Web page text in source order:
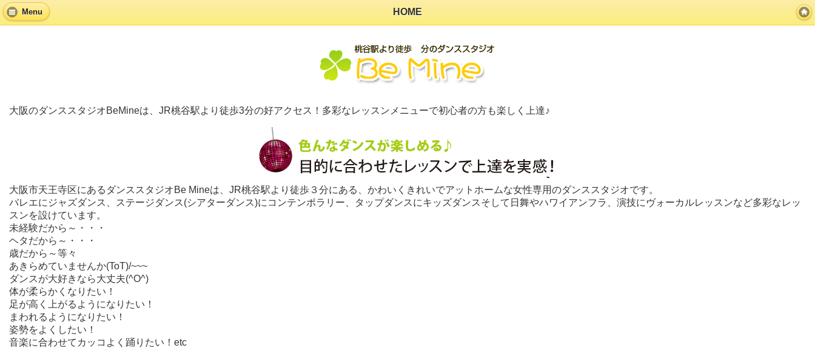
Menu HOME
大阪のダンススタジオBeMineは、JR桃谷駅より徒歩3分の好アクセス！多彩なレッスンメニューで初心者の方も楽しく上達♪
大阪市天王寺区にあるダンススタジオBe Mineは、JR桃谷駅より徒歩３分にある、かわいくきれいでアットホームな女性専用のダンススタジオです。
バレエにジャズダンス、ステージダンス(シアターダンス)にコンテンポラリー、タップダンスにキッズダンスそして日舞やハワイアンフラ、演技にヴォーカルレッスンなど多彩なレッ
スンを設けています。
未経験だから～・・・
ヘタだから～・・・
歳だから～等々
あきらめていませんか(ToT)/~~~
ダンスが大好きなら大丈夫(^O^)
体が柔らかくなりたい！
足が高く上がるようになりたい！
まわれるようになりたい！
姿勢をよくしたい！
音楽に合わせてカッコよく踊りたい！etc